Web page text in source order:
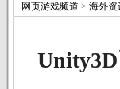
网页游戏频道 > 海外资